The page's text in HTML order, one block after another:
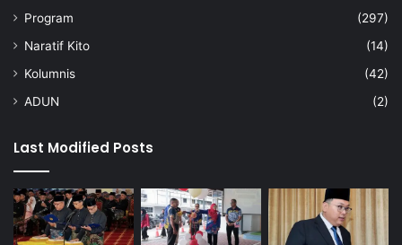
Program
(297)
Naratif Kito
(14)
Kolumnis
(42)
ADUN
(2)
Last Modified Posts